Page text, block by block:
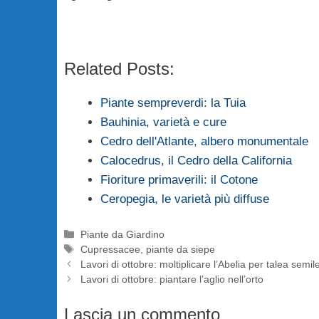
Related Posts:
Piante sempreverdi: la Tuia
Bauhinia, varietà e cure
Cedro dell'Atlante, albero monumentale
Calocedrus, il Cedro della California
Fioriture primaverili: il Cotone
Ceropegia, le varietà più diffuse
Categorie
Piante da Giardino
Tag
Cupressacee
piante da siepe
Lavori di ottobre: moltiplicare l’Abelia per talea
Lavori di ottobre: piantare l’aglio nell’orto
Lascia un commento